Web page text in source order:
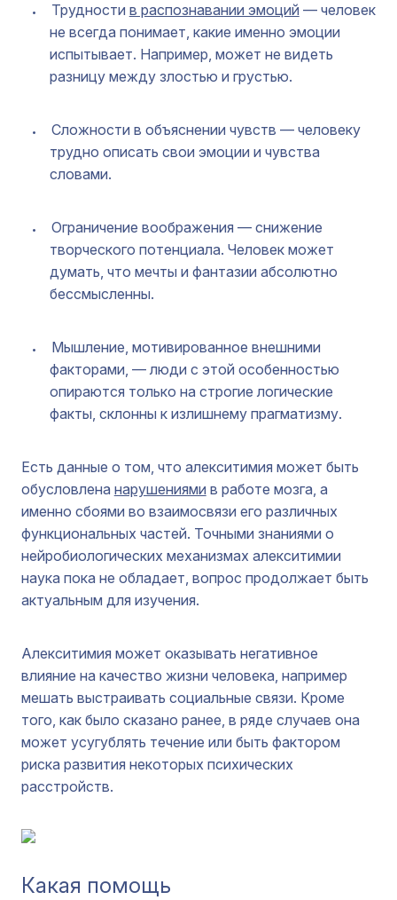
Трудности в распознавании эмоций — человек
не всегда понимает, какие именно эмоции
испытывает. Например, может не видеть
разницу между злостью и грустью.
Сложности в объяснении чувств — человеку
трудно описать свои эмоции и чувства
словами.
Ограничение воображения — снижение
творческого потенциала. Человек может
думать, что мечты и фантазии абсолютно
бессмысленны.
Мышление, мотивированное внешними
факторами, — люди с этой особенностью
опираются только на строгие логические
факты, склонны к излишнему прагматизму.
Есть данные о том, что алекситимия может быть
обусловлена нарушениями в работе мозга, а
именно сбоями во взаимосвязи его различных
функциональных частей. Точными знаниями о
нейробиологических механизмах алекситимии
наука пока не обладает, вопрос продолжает быть
актуальным для изучения.
Алекситимия может оказывать негативное
влияние на качество жизни человека, например
мешать выстраивать социальные связи. Кроме
того, как было сказано ранее, в ряде случаев она
может усугублять течение или быть фактором
риска развития некоторых психических
расстройств.
Какая помощь